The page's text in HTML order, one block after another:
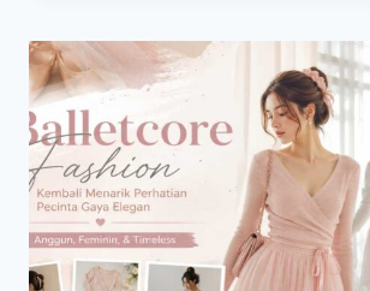
INI
ALASAN
INI
TERUS
BERKEMBANG